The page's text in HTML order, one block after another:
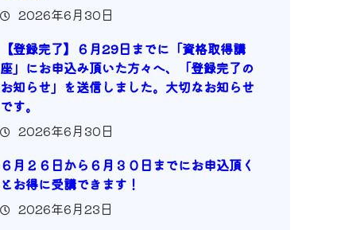
2026年6月30日
【登録完了】６月29日までに「資格取得講
座」にお申込み頂いた方々へ、「登録完了の
お知らせ」を送信しました。大切なお知らせ
です。
2026年6月30日
６月２６日から６月３０日までにお申込頂く
とお得に受講できます！
2026年6月23日